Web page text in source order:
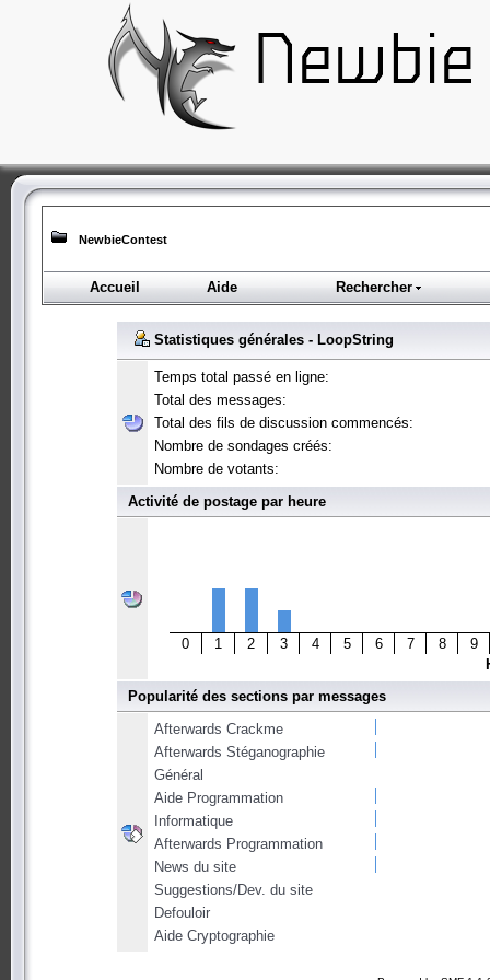
NewbieContest
Accueil Aide Rechercher
Statistiques générales - LoopString
Temps total passé en ligne:
Total des messages:
Total des fils de discussion commencés:
Nombre de sondages créés:
Nombre de votants:
Activité de postage par heure
0 1 2 3 4 5 6 7 8
9
Popularité des sections par messages
Afterwards Crackme
Afterwards Stéganographie
Général
Aide Programmation
Informatique
Afterwards Programmation
News du site
Suggestions/Dev. du site
Defouloir
Aide Cryptographie